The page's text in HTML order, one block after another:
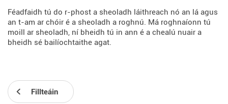
Féadfaidh tú do r-phost a sheoladh láithreach nó an lá agus
an t-am ar chóir é a sheoladh a roghnú. Má roghnaíonn tú
moill ar sheoladh, ní bheidh tú in ann é a chealú nuair a
bheidh sé bailíochtaithe agat.
Fillteáin